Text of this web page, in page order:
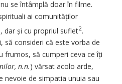
se întâmplă doar în filme.
ai comunităților
dar și cu propriul suflet2.
să consideri că este vorba de
frumos, să cumperi ceva ce îți
n.n.) vărsat acolo arde,
nevoie de simpatia unuia sau